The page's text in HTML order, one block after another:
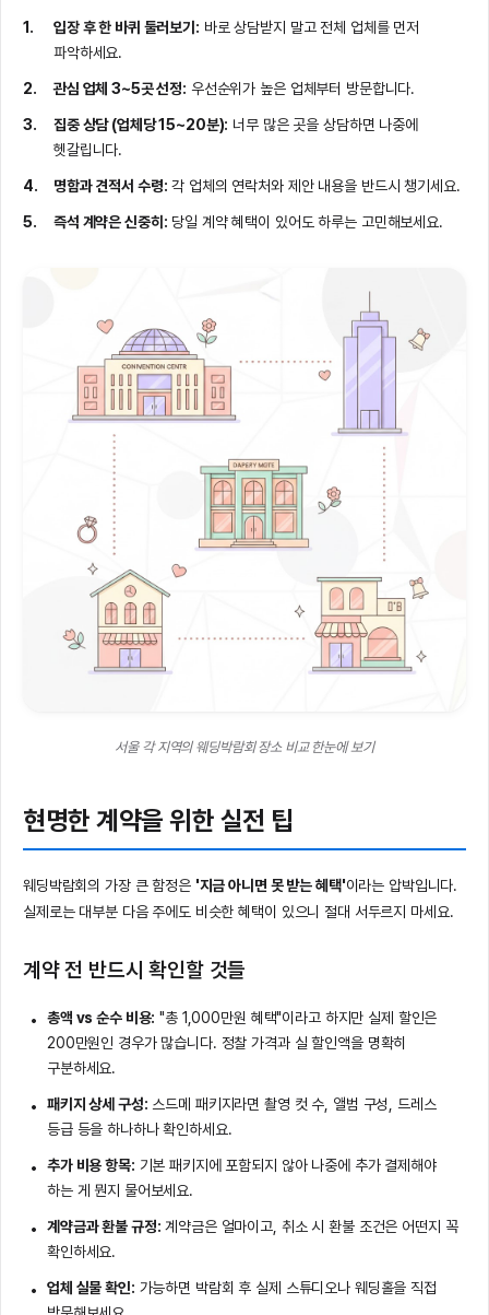
입장 후 한 바퀴 둘러보기: 바로 상담받지 말고 전체 업체를 먼저
파악하세요.
관심 업체 3~5곳 선정: 우선순위가 높은 업체부터 방문합니다.
집중 상담 (업체당 15~20분): 너무 많은 곳을 상담하면 나중에
헷갈립니다.
명함과 견적서 수령: 각 업체의 연락처와 제안 내용을 반드시 챙기세요.
즉석 계약은 신중히: 당일 계약 혜택이 있어도 하루는 고민해보세요.
서울 각 지역의 웨딩박람회 장소 비교 한눈에 보기
현명한 계약을 위한 실전 팁
웨딩박람회의 가장 큰 함정은 '지금 아니면 못 받는 혜택'이라는 압박입니다.
실제로는 대부분 다음 주에도 비슷한 혜택이 있으니 절대 서두르지 마세요.
계약 전 반드시 확인할 것들
총액 vs 순수 비용: "총 1,000만원 혜택"이라고 하지만 실제 할인은
200만원인 경우가 많습니다. 정찰 가격과 실 할인액을 명확히
구분하세요.
패키지 상세 구성: 스드메 패키지라면 촬영 컷 수, 앨범 구성, 드레스
등급 등을 하나하나 확인하세요.
추가 비용 항목: 기본 패키지에 포함되지 않아 나중에 추가 결제해야
하는 게 뭔지 물어보세요.
계약금과 환불 규정: 계약금은 얼마이고, 취소 시 환불 조건은 어떤지 꼭
확인하세요.
업체 실물 확인: 가능하면 박람회 후 실제 스튜디오나 웨딩홀을 직접